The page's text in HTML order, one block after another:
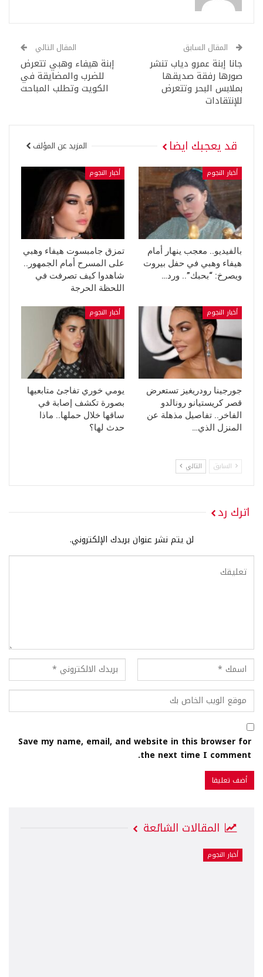
المقال السابق
جانا إبنة عمرو دياب تنشر
صورها رفقة صديقها
بملابس البحر وتتعرض
للإنتقادات
المقال التالي
إبنة هيفاء وهبي تتعرض
للضرب والمضايقة في
الكويت وتطلب المباحث
قد يعجبك ايضا المزيد عن المؤلف
أخبار النجوم
بالفيديو.. معجب ينهار أمام
هيفاء وهبي في حفل بيروت
ويصرخ: “بحبك”.. ورد…
أخبار النجوم
تمزق جامبسوت هيفاء وهبي
على المسرح أمام الجمهور..
شاهدوا كيف تصرفت في
اللحظة الحرجة
أخبار النجوم
جورجينا رودريغيز تستعرض
قصر كريستيانو رونالدو
الفاخر.. تفاصيل مذهلة عن
المنزل الذي…
أخبار النجوم
يومي خوري تفاجئ متابعيها
بصورة تكشف إصابة في
ساقها خلال حملها.. ماذا
حدث لها؟
السابق التالي
اترك رد
لن يتم نشر عنوان بريدك الإلكتروني.
Save my name, email, and website in this browser for
the next time I comment.
المقالات الشائعة
أخبار النجوم